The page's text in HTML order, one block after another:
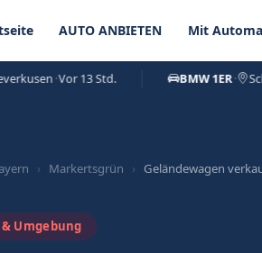
AUTO ANBIETEN Mit
·Vor 13 Std. BMW 1ER·
› Markertsgrün › Geländewagen
Umgebung